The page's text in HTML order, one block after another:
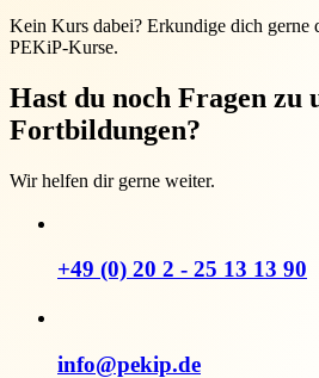
Kein Kurs dabei? Erkundige dich gerne
PEKiP-Kurse.
Hast du noch Fragen zu
Fortbildungen?
Wir helfen dir gerne weiter.
+49 (0) 20 2 - 25 13 13 90
info@pekip.de